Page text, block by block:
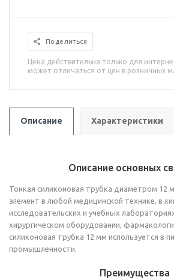
Поделиться
Цена действительна только для
может отличаться от цен в розничных
Описание Характеристики
Описание основных
Тонкая силиконовая трубка диаметром 12
элемент в любой медицинской технике, в
исследовательских и учебных
хирургическом оборудовании,
силиконовая трубка 12 мм используется в
промышленности.
Преимущества